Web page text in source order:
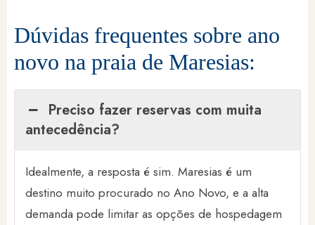
Dúvidas frequentes sobre ano
novo na praia de Maresias:
Preciso fazer reservas com muita
antecedência?
Idealmente, a resposta é sim. Maresias é um
destino muito procurado no Ano Novo, e a alta
demanda pode limitar as opções de hospedagem